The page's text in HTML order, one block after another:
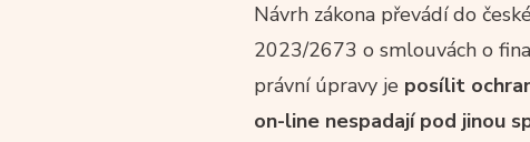
Návrh zákona převádí do
2023/2673 o smlouvách o
právní úpravy je posílit
on-line nespadají pod jinou